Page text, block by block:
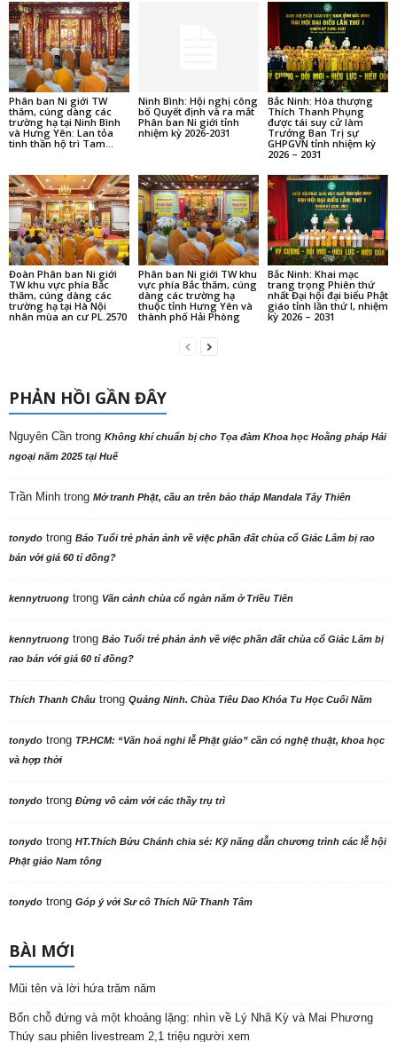
Phân ban Ni giới TW
thăm, cúng dàng các
trường hạ tại Ninh Bình
và Hưng Yên: Lan tỏa
tinh thần hộ trì Tam...
Ninh Bình: Hội nghị công
bố Quyết định và ra mắt
Phân ban Ni giới tỉnh
nhiệm kỳ 2026-2031
Bắc Ninh: Hòa thượng
Thích Thanh Phụng
được tái suy cử làm
Trưởng Ban Trị sự
GHPGVN tỉnh nhiệm kỳ
2026 – 2031
Đoàn Phân ban Ni giới
TW khu vực phía Bắc
thăm, cúng dàng các
trường hạ tại Hà Nội
nhân mùa an cư PL.2570
Phân ban Ni giới TW khu
vực phía Bắc thăm, cúng
dàng các trường hạ
thuộc tỉnh Hưng Yên và
thành phố Hải Phòng
Bắc Ninh: Khai mạc
trang trọng Phiên thứ
nhất Đại hội đại biểu Phật
giáo tỉnh lần thứ I, nhiệm
kỳ 2026 – 2031
PHẢN HỒI GẦN ĐÂY
Nguyên Cần trong Không khí chuẩn bị cho Tọa đàm Khoa học Hoằng pháp Hải
ngoại năm 2025 tại Huế
Trần Minh trong Mở tranh Phật, cầu an trên bảo tháp Mandala Tây Thiên
tonydo trong Báo Tuổi trẻ phản ảnh về việc phần đất chùa cổ Giác Lâm bị rao
bán với giá 60 tỉ đồng?
kennytruong trong Vãn cảnh chùa cổ ngàn năm ở Triều Tiên
kennytruong trong Báo Tuổi trẻ phản ảnh về việc phần đất chùa cổ Giác Lâm bị
rao bán với giá 60 tỉ đồng?
Thích Thanh Châu trong Quảng Ninh. Chùa Tiêu Dao Khóa Tu Học Cuối Năm
tonydo trong TP.HCM: “Văn hoá nghi lễ Phật giáo” cần có nghệ thuật, khoa học
và hợp thời
tonydo trong Đừng vô cảm với các thầy trụ trì
tonydo trong HT.Thích Bửu Chánh chia sẻ: Kỹ năng dẫn chương trình các lễ hội
Phật giáo Nam tông
tonydo trong Góp ý với Sư cô Thích Nữ Thanh Tâm
BÀI MỚI
Mũi tên và lời hứa trăm năm
Bốn chỗ đứng và một khoảng lặng: nhìn về Lý Nhã Kỳ và Mai Phương
Thúy sau phiên livestream 2,1 triệu người xem